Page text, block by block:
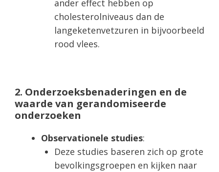
ander effect hebben op
cholesterolniveaus dan de
langeketenvetzuren in bijvoorbeeld
rood vlees.
2. Onderzoeksbenaderingen en de
waarde van gerandomiseerde
onderzoeken
Observationele studies:
Deze studies baseren zich op grote
bevolkingsgroepen en kijken naar